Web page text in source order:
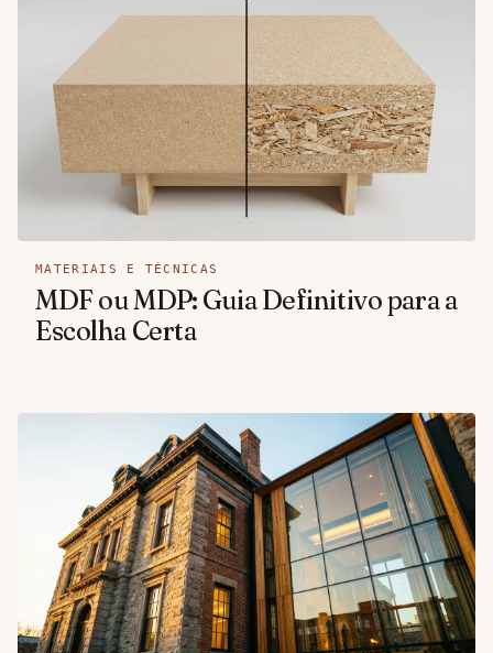
MATERIAIS E TÉCNICAS
MDF ou MDP: Guia Definitivo para a
Escolha Certa